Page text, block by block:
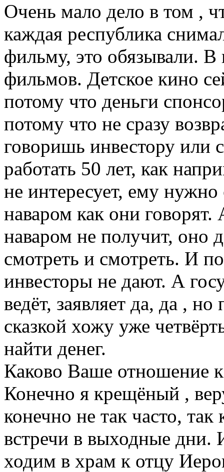
Очень мало дело в том ,
каждая республика
фильму, это обязывали. В
фильмов. Детское кино
потому что деньги
потому что не сразу
говоришь инвестору или
работать 50 лет, как
не интересует, ему
наваром как они говорят.
наваром не получит, оно
смотреть и смотреть. И
инвесторы не дают. А
ведёт, заявляет да, да ,
сказкой хожу уже
найти денег.
Каково Ваше отношение к
Конечно я крещёный ,
конечно не так часто,
встречи в выходные
ходим в храм к отцу